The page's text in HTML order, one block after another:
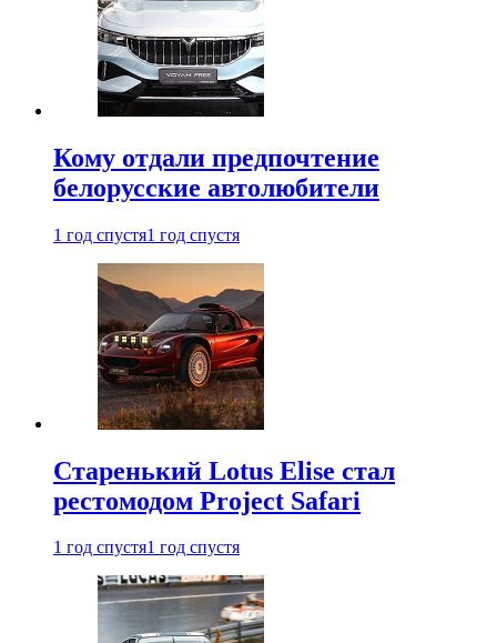
Кому отдали предпочтение
белорусские автолюбители
1 год спустя1 год спустя
Старенький Lotus Elise стал
рестомодом Project Safari
1 год спустя1 год спустя